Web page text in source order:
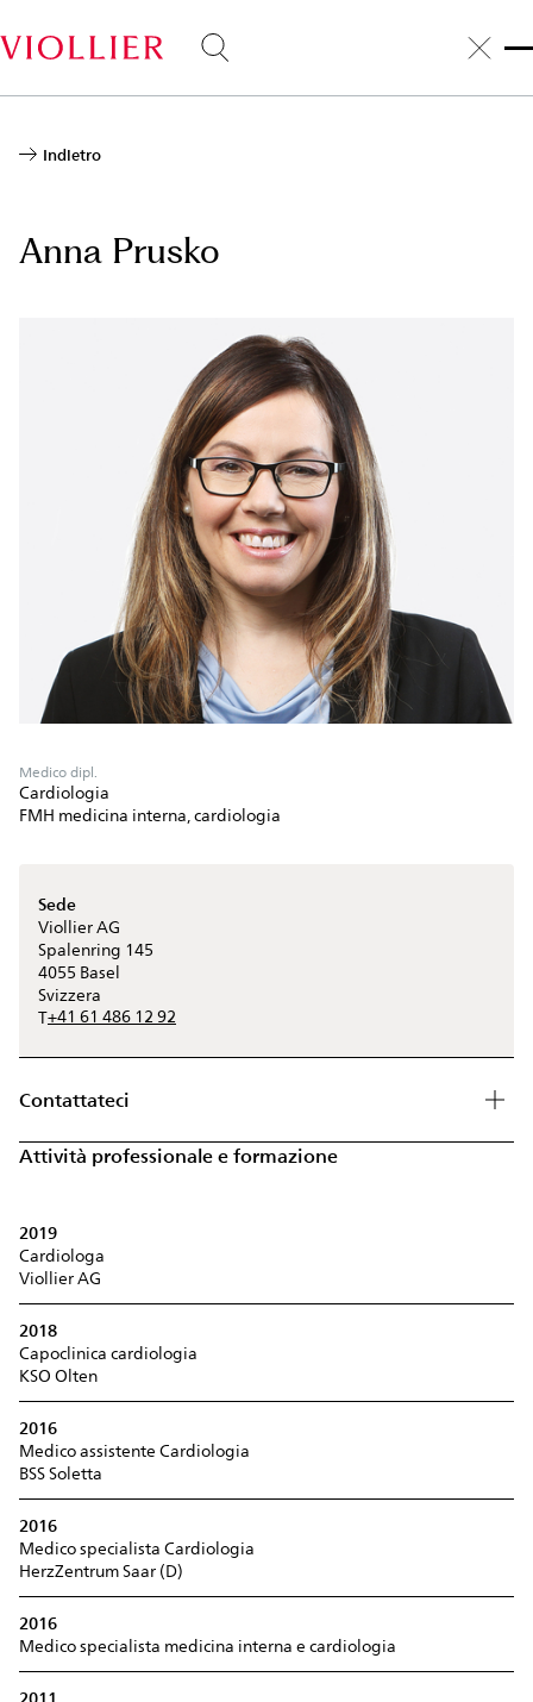
al
contenuto
Indietro
Anna Prusko
Medico dipl.
Cardiologia
FMH medicina interna, cardiologia
Sede
Viollier AG
Spalenring 145
4055 Basel
Svizzera
T+41 61 486 12 92
Contattateci
Attività professionale e formazione
2019
Cardiologa
Viollier AG
2018
Capoclinica cardiologia
KSO Olten
2016
Medico assistente Cardiologia
BSS Soletta
2016
Medico specialista Cardiologia
HerzZentrum Saar (D)
2016
Medico specialista medicina interna e cardiologia